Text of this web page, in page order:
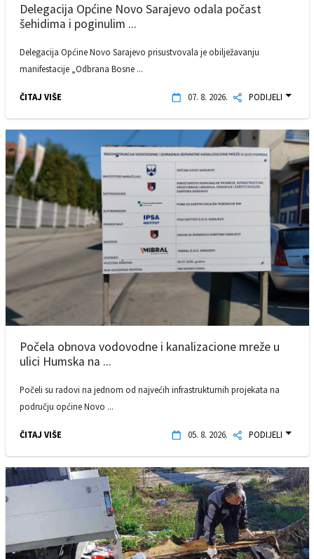
Delegacija Općine Novo Sarajevo odala počast
šehidima i poginulim ...
Delegacija Općine Novo Sarajevo prisustvovala je obilježavanju
manifestacije „Odbrana Bosne ...
ČITAJ VIŠE 07. 8. 2026. PODIJELI
Počela obnova vodovodne i kanalizacione mreže u
ulici Humska na ...
Počeli su radovi na jednom od najvećih infrastrukturnih projekata na
području općine Novo ...
ČITAJ VIŠE 05. 8. 2026. PODIJELI